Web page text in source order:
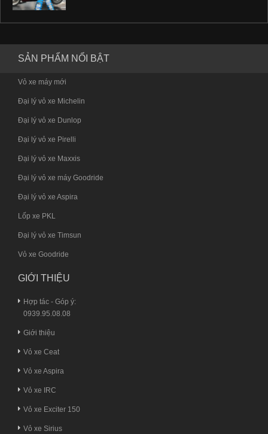
SẢN PHẨM NỔI BẬT
Vỏ xe máy mới
Đại lý vỏ xe Michelin
Đại lý vỏ xe Dunlop
Đại lý vỏ xe Pirelli
Đại lý vỏ xe Maxxis
Đại lý vỏ xe máy Goodride
Đại lý vỏ xe Aspira
Lốp xe PKL
Đại lý vỏ xe Timsun
Vỏ xe Goodride
GIỚI THIỆU
Hợp tác - Góp ý:
0939.95.08.08
Giới thiệu
Vỏ xe Ceat
Vỏ xe Aspira
Vỏ xe IRC
Vỏ xe Exciter 150
Vỏ xe Sirius